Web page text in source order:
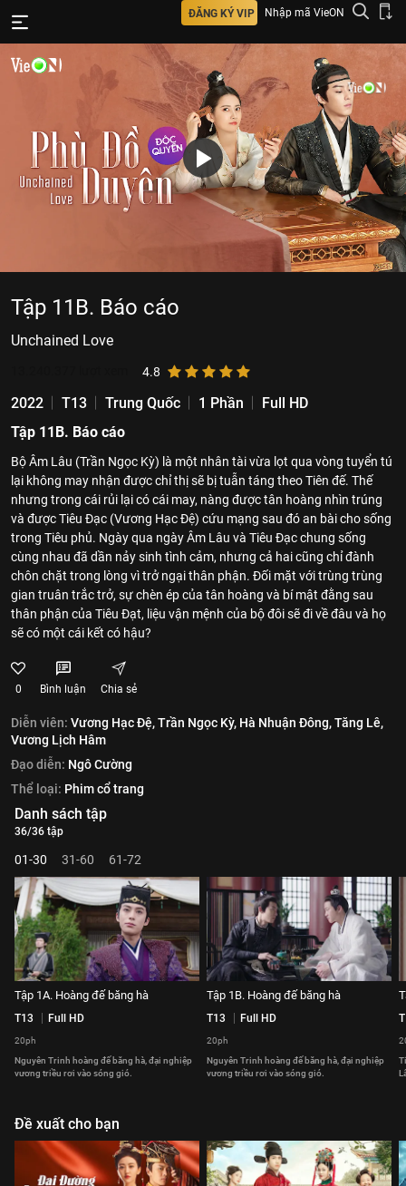
ĐĂNG KÝ VIP Nhập mã VieON
Tập 11B. Báo cáo
Unchained Love
4.8
2022 T13 Trung Quốc 1 Phần
Full HD
Tập 11B. Báo cáo
Bộ Âm Lâu (Trần Ngọc Kỳ) là một nhân tài vừa lọt qua vòng tuyển tú
lại không may nhận được chỉ thị sẽ bị tuẫn táng theo Tiên đế. Thế
nhưng trong cái rủi lại có cái may, nàng được tân hoàng nhìn trúng
và được Tiêu Đạc (Vương Hạc Đệ) cứu mạng sau đó an bài cho sống
trong Tiêu phủ. Ngày qua ngày Âm Lâu và Tiêu Đạc chung sống
cùng nhau đã dần nảy sinh tình cảm, nhưng cả hai cũng chỉ đành
chôn chặt trong lòng vì trở ngại thân phận. Đối mặt với trùng trùng
gian truân trắc trở, sự chèn ép của tân hoàng và bí mật đằng sau
thân phận của Tiêu Đạt, liệu vận mệnh của bộ đôi sẽ đi về đâu và họ
sẽ có một cái kết có hậu?
0 Bình luận Chia sẻ
Diễn viên: Vương Hạc Đệ,Trần Ngọc Kỳ, Hà Nhuận Đông,Tăng Lê,
Vương Lịch Hâm
Đạo diễn: Ngô Cường
Thể loại: Phim cổ trang
Danh sách tập
36/36 tập
01-30 31-60 61-72
Tập 1A. Hoàng đế băng hà
T13 Full HD
20ph
Nguyên Trinh hoàng đế băng hà, đại nghiệp
vương triều rơi vào sóng gió.
Tập 1B. Hoàng đế băng hà
T13 Full HD
20ph
Nguyên Trinh hoàng đế băng hà, đại nghiệp
vương triều rơi vào sóng gió.
Đề xuất cho bạn